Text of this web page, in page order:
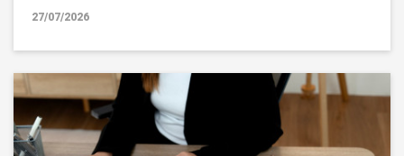
27/07/2026